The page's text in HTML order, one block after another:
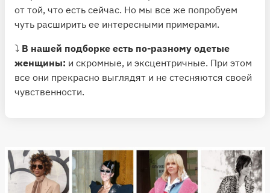
от той, что есть сейчас. Но мы все же попробуем
чуть расширить ее интересными примерами.
⤵️ В нашей подборке есть по-разному одетые
женщины: и скромные, и эксцентричные. При этом
все они прекрасно выглядят и не стесняются своей
чувственности.